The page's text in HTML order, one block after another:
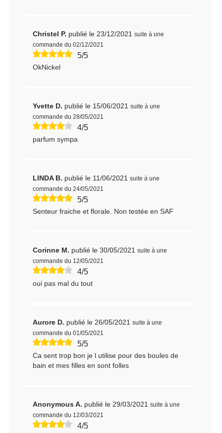
Christel P. publié le 23/12/2021 suite à une
commande du 02/12/2021
5/5
OkNickel
Yvette D. publié le 15/06/2021 suite à une
commande du 28/05/2021
4/5
parfum sympa
LINDA B. publié le 11/06/2021 suite à une
commande du 24/05/2021
5/5
Senteur fraiche et florale. Non testée en SAF
Corinne M. publié le 30/05/2021 suite à une
commande du 12/05/2021
4/5
oui pas mal du tout
Aurore D. publié le 26/05/2021 suite à une
commande du 01/05/2021
5/5
Ca sent trop bon je l utilise pour des boules de
bain et mes filles en sont folles
Anonymous A. publié le 29/03/2021 suite à une
commande du 12/03/2021
4/5